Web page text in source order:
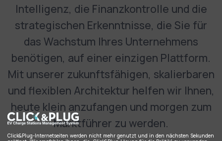
Intelligenz, die Finanzkontrolle und die
strategischen Erkenntnisse, die Sie für
das Wachstum Ihres Unternehmens
benötigen, auf einer einzigen Plattform.
Mit unserer zukunftsfähigen, skalierbaren
und flexiblen Architektur helfen wir Ihnen,
heute klein anzufangen und morgen zum
Marktführer zu werden.
Click&Plug-Internetseiten werden nicht mehr genutzt und in den nächsten Sekunden